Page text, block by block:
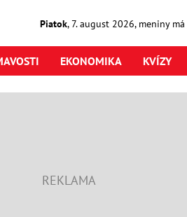
Piatok,7. august2026, meniny má
EKONOMIKA KVÍZY